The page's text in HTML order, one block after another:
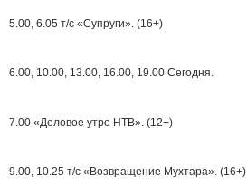
5.00, 6.05 т/с «Супруги». (16+)
6.00, 10.00, 13.00, 16.00, 19.00 Сегодня.
7.00 «Деловое утро НТВ». (12+)
9.00, 10.25 т/с «Возвращение Мухтара». (16+)